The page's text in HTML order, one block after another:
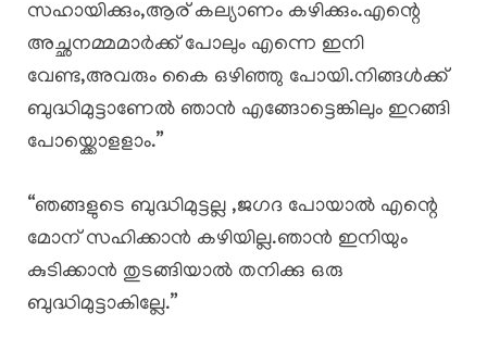
സഹായിക്കും,ആര് കല്യാണം കഴിക്കും.എന്റെ
അച്ഛനമ്മമാർക്ക് പോലും എന്നെ ഇനി
വേണ്ട,അവരും കൈ ഒഴിഞ്ഞു പോയി.നിങ്ങൾക്ക്
ബുദ്ധിമുട്ടാണേൽ ഞാൻ എങ്ങോട്ടെങ്കിലും ഇറങ്ങി
പോയ്ക്കൊളളാം.”
“ഞങ്ങളുടെ ബുദ്ധിമുട്ടല്ല ,ജഗദ പോയാൽ എന്റെ
മോന് സഹിക്കാൻ കഴിയില്ല.ഞാൻ ഇനിയും
കുടിക്കാൻ തുടങ്ങിയാൽ തനിക്കു ഒരു
ബുദ്ധിമുട്ടാകില്ലേ.”